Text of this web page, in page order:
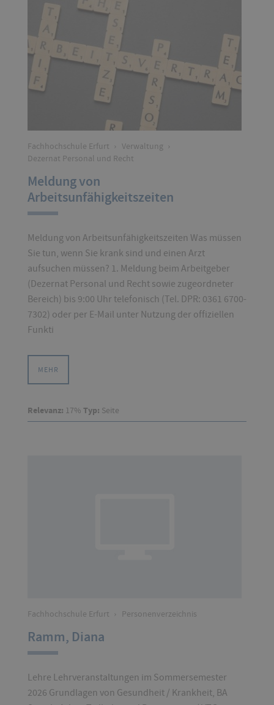
Fachhochschule Erfurt › Verwaltung ›
Dezernat Personal und Recht
Meldung von
Arbeitsunfähigkeitszeiten
Meldung von Arbeitsunfähigkeitszeiten Was müssen
Sie tun, wenn Sie krank sind und einen Arzt
aufsuchen müssen? 1. Meldung beim Arbeitgeber
(Dezernat Personal und Recht sowie zugeordneter
Bereich) bis 9:00 Uhr telefonisch (Tel. DPR: 0361 6700-
7302) oder per E-Mail unter Nutzung der offiziellen
Funkti
MEHR
Relevanz: 17% Typ: Seite
Fachhochschule Erfurt › Personenverzeichnis
Ramm, Diana
Lehre Lehrveranstaltungen im Sommersemester
2026 Grundlagen von Gesundheit / Krankheit, BA